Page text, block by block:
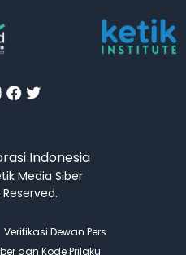
Indonesia
Media Siber
Verifikasi Dewan Pers
dan Kode Prilaku